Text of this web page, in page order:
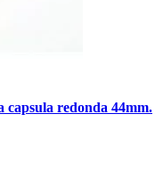
capsula redonda 44mm.